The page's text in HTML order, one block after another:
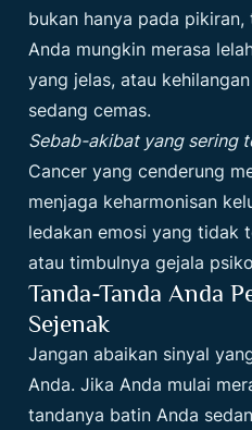
bukan hanya pada
Anda mungkin merasa
yang jelas, atau
sedang cemas.
Sebab-akibat yang sering
Cancer yang cenderung
menjaga keharmonisan
ledakan emosi yang tidak
atau timbulnya gejala
Tanda-Tanda Anda
Sejenak
Jangan abaikan sinyal
Anda. Jika Anda mulai
tandanya batin Anda